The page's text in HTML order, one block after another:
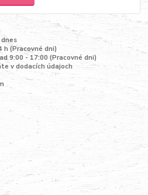
h (Pracovné dni)
9:00 - 17:00 (Pracovné dni)
v dodacích údajoch